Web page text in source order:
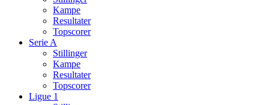
Kampe
Resultater
Topscorer
Serie A
Stillinger
Kampe
Resultater
Topscorer
Ligue 1